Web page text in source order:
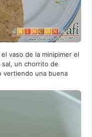
vaso de la minipimer el
un chorrito de
vertiendo una buena